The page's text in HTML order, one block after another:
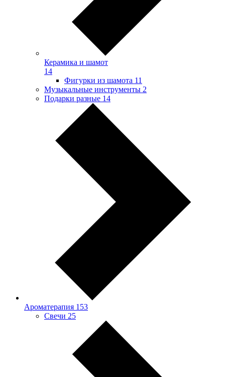
Керамика и шамот
14
Фигурки из шамота 11
Музыкальные инструменты 2
Подарки разные 14
Ароматерапия 153
Свечи 25